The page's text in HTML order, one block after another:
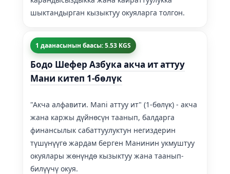
шыктандырган кызыктуу окуяларга толгон.
1 даанасынын баасы: 5.53 KGS
Бодо Шефер Азбука акча ит аттуу
Мани китеп 1-бөлүк
"Акча алфавити. Mani аттуу ит" (1-бөлүк) - акча
жана каржы дүйнөсүн таанып, балдарга
финансылык сабаттуулуктун негиздерин
түшүнүүгө жардам берген Манинин укмуштуу
окуялары жөнүндө кызыктуу жана таанып-
билүүчү окуя.